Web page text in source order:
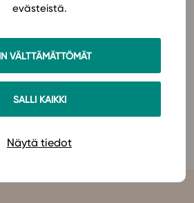
evästeistä.
VÄLTTÄMÄTTÖMÄT
SALLI KAIKKI
Näytä tiedot
och exempel.Härhittar du
och dess pris!
MAA12 Analys och